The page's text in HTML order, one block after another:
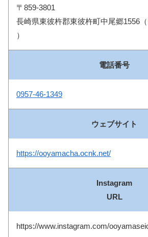
〒859-3801
長崎県東彼杵郡東彼杵町中尾郷1556（
）
電話番号
0957-46-1349
ウェブサイト
https://ooyamacha.ocnk.net/
Instagram
URL
https://www.instagram.com/